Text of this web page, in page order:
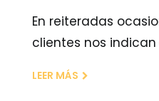
En reiteradas
clientes nos indican
LEER MÁS